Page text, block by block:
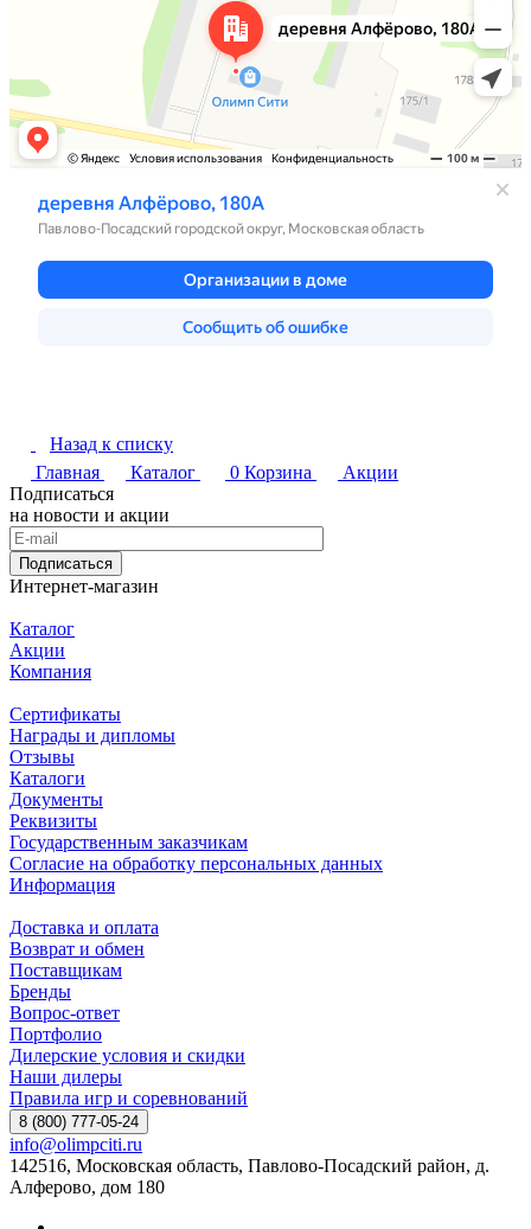
Назад к списку
Главная
Каталог 0 Корзина
Акции
Подписаться
на новости и акции
Подписаться
Интернет-магазин
Каталог
Акции
Компания
Сертификаты
Награды и дипломы
Отзывы
Каталоги
Документы
Реквизиты
Государственным заказчикам
Согласие на обработку персональных данных
Информация
Доставка и оплата
Возврат и обмен
Поставщикам
Бренды
Вопрос-ответ
Портфолио
Дилерские условия и скидки
Наши дилеры
Правила игр и соревнований
8 (800) 777-05-24
info@olimpciti.ru
142516, Московская область, Павлово-Посадский район, д.
Алферово, дом 180